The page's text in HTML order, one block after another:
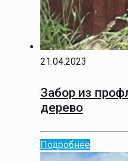
21.04.2023
Забор из
дерево
Подробнее